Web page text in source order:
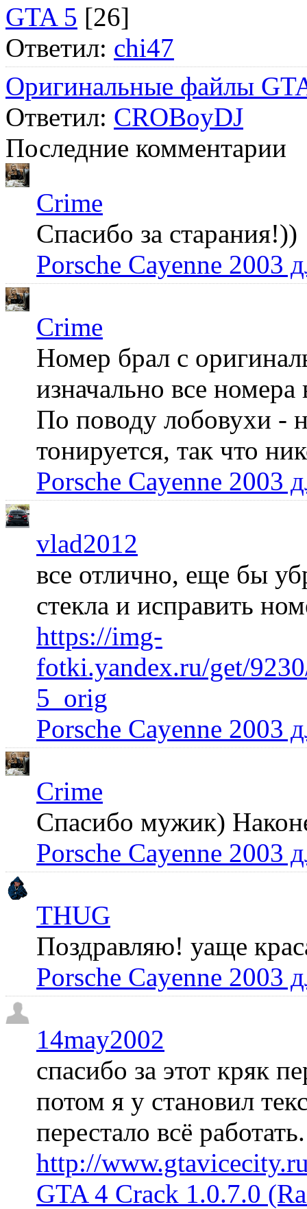
GTA 5 [26]
Ответил: chi47
Оригинальные файлы
Ответил: CROBoyDJ
Последние комментарии
Crime
Спасибо за старания!))
Porsche Cayenne 2003
Crime
Номер брал с
изначально все
По поводу лобовухи -
тонируется, так что
Porsche Cayenne 2003
vlad2012
все отлично, еще бы
стекла и исправить
https://img-
fotki.yandex.ru/get/
5_orig
Porsche Cayenne 2003
Crime
Спасибо мужик)
Porsche Cayenne 2003
THUG
Поздравляю! уаще
Porsche Cayenne 2003
14may2002
спасибо за этот кряк
потом я у становил
перестало всё
http://
GTA 4 Crack 1.0.7.0